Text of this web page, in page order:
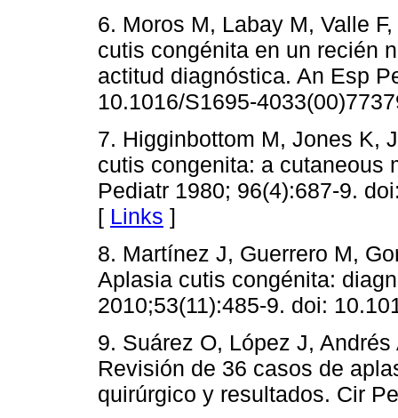
6. Moros M, Labay M, Valle
cutis congénita en un recién
actitud diagnóstica. An Esp
10.1016/S1695-
7. Higginbottom M, Jones K,
cutis congenita: a cutaneous
Pediatr 1980; 96(4):687-9.
[ Links ]
8. Martínez J, Guerrero M,
Aplasia cutis congénita:
2010;53(11):485-9. doi:
9. Suárez O, López J,
Revisión de 36 casos de
quirúrgico y resultados. Cir